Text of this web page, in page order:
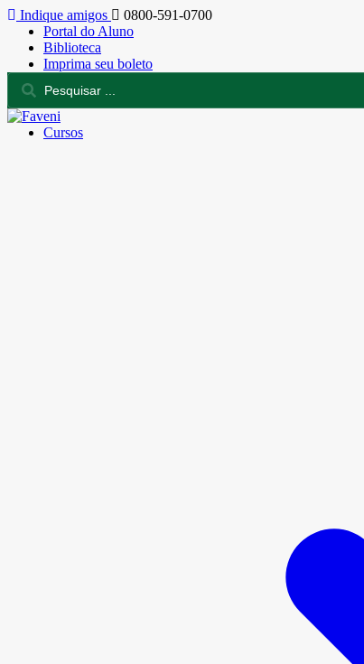
Indique amigos
0800-591-0700
Portal do Aluno
Biblioteca
Imprima seu boleto
Cursos